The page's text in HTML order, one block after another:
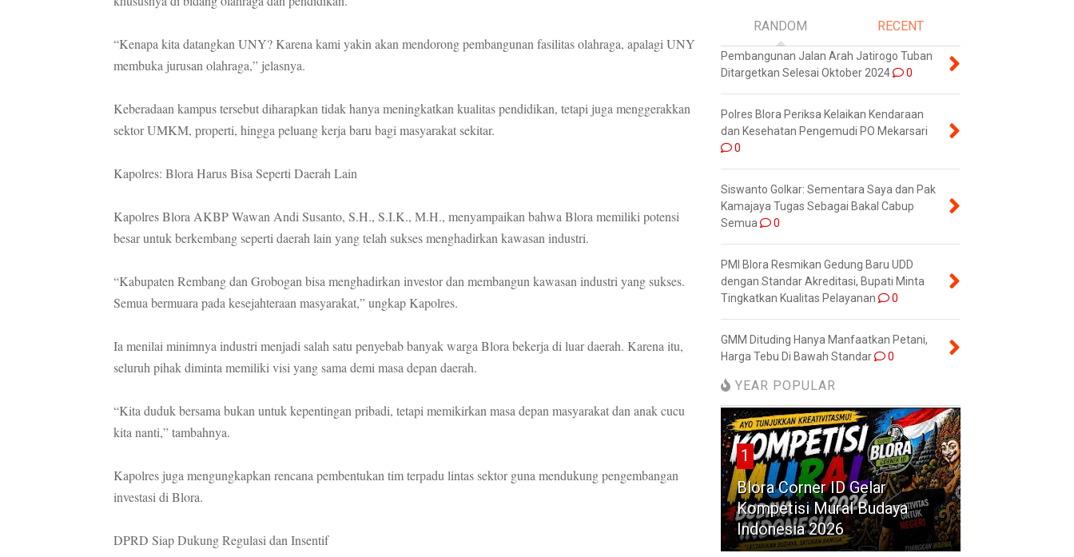
“Kenapa kita datangkan UNY? Karena kami yakin akan mendorong pembangunan fasilitas olahraga, apalagi UNY
membuka jurusan olahraga,” jelasnya.
Keberadaan kampus tersebut diharapkan tidak hanya meningkatkan kualitas pendidikan, tetapi juga menggerakkan
sektor UMKM, properti, hingga peluang kerja baru bagi masyarakat sekitar.
Kapolres: Blora Harus Bisa Seperti Daerah Lain
Kapolres Blora AKBP Wawan Andi Susanto, S.H., S.I.K., M.H., menyampaikan bahwa Blora memiliki potensi
besar untuk berkembang seperti daerah lain yang telah sukses menghadirkan kawasan industri.
“Kabupaten Rembang dan Grobogan bisa menghadirkan investor dan membangun kawasan industri yang sukses.
Semua bermuara pada kesejahteraan masyarakat,” ungkap Kapolres.
Ia menilai minimnya industri menjadi salah satu penyebab banyak warga Blora bekerja di luar daerah. Karena itu,
seluruh pihak diminta memiliki visi yang sama demi masa depan daerah.
“Kita duduk bersama bukan untuk kepentingan pribadi, tetapi memikirkan masa depan masyarakat dan anak cucu
kita nanti,” tambahnya.
Kapolres juga mengungkapkan rencana pembentukan tim terpadu lintas sektor guna mendukung pengembangan
investasi di Blora.
DPRD Siap Dukung Regulasi dan Insentif
RANDOM RECENT
Pembangunan Jalan Arah Jatirogo Tuban
Ditargetkan Selesai Oktober 2024
0
Polres Blora Periksa Kelaikan Kendaraan
dan Kesehatan Pengemudi PO Mekarsari
0
Siswanto Golkar: Sementara Saya dan Pak
Kamajaya Tugas Sebagai Bakal Cabup
Semua
0
PMI Blora Resmikan Gedung Baru UDD
dengan Standar Akreditasi, Bupati Minta
Tingkatkan Kualitas Pelayanan
0
GMM Dituding Hanya Manfaatkan Petani,
Harga Tebu Di Bawah Standar
0
YEAR POPULAR
1
Blora Corner ID Gelar
Kompetisi Mural Budaya
Indonesia 2026